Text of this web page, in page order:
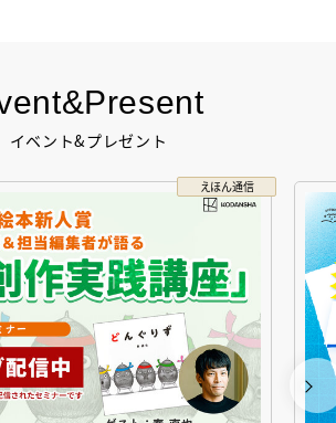
イベント&プレゼント
えほん通信